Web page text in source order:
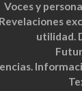
Voces y
utilidad.